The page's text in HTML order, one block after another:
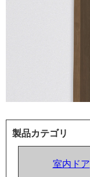
製品カテゴリ
室内ドア